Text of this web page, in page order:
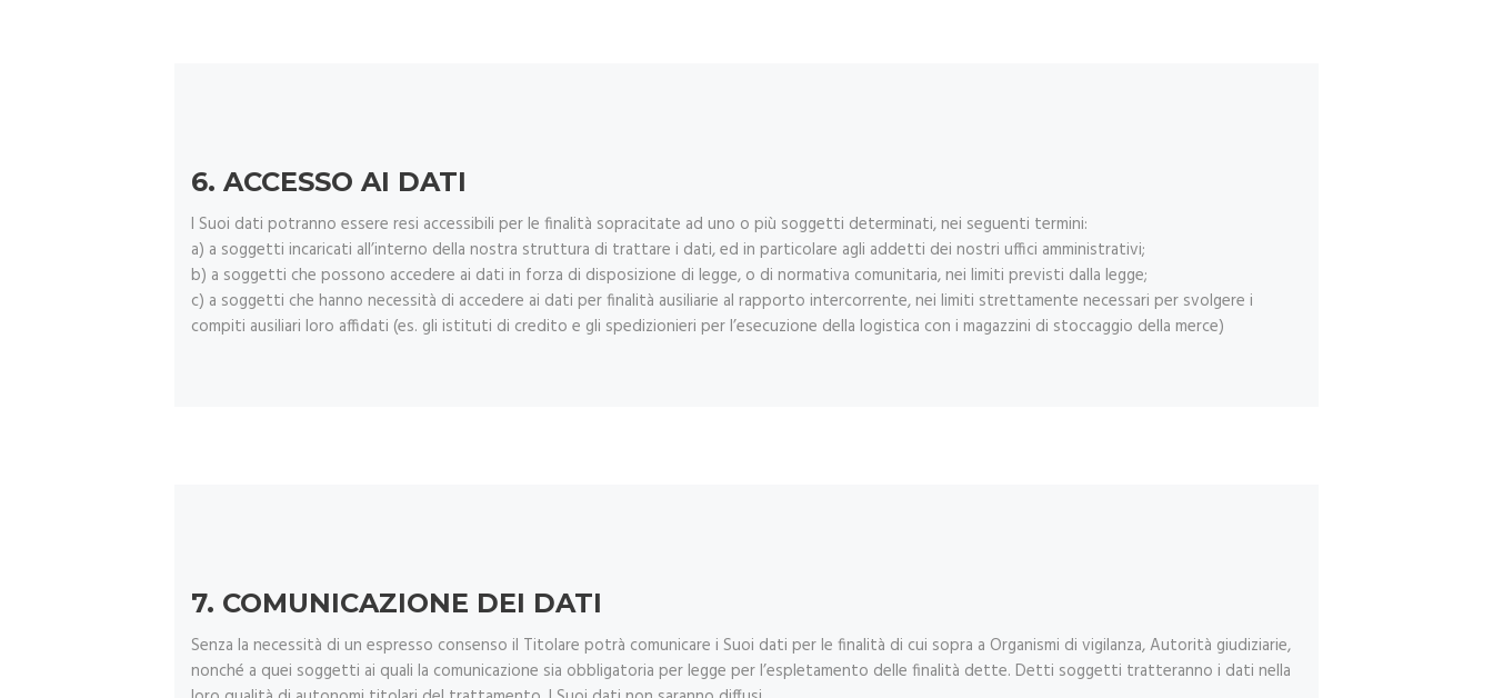
6. ACCESSO AI DATI
I Suoi dati potranno essere resi accessibili per le finalità sopracitate ad uno o più soggetti determinati, nei seguenti termini:
a) a soggetti incaricati all’interno della nostra struttura di trattare i dati, ed in particolare agli addetti dei nostri uffici amministrativi;
b) a soggetti che possono accedere ai dati in forza di disposizione di legge, o di normativa comunitaria, nei limiti previsti dalla legge;
c) a soggetti che hanno necessità di accedere ai dati per finalità ausiliarie al rapporto intercorrente, nei limiti strettamente necessari per svolgere i
compiti ausiliari loro affidati (es. gli istituti di credito e gli spedizionieri per l’esecuzione della logistica con i magazzini di stoccaggio della merce)
7. COMUNICAZIONE DEI DATI
Senza la necessità di un espresso consenso il Titolare potrà comunicare i Suoi dati per le finalità di cui sopra a Organismi di vigilanza, Autorità giudiziarie,
nonché a quei soggetti ai quali la comunicazione sia obbligatoria per legge per l’espletamento delle finalità dette. Detti soggetti tratteranno i dati nella